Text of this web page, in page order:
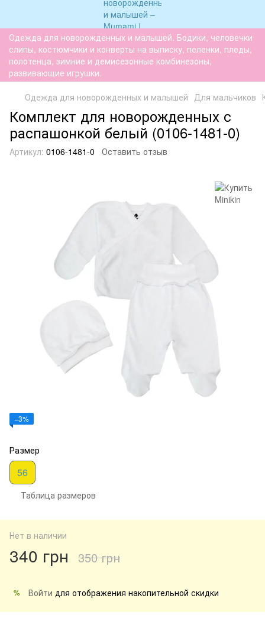
Одежда для новорожденных и малышей. Бодики, человечки
слипы, костюмчики и конверты на выписку, пеленки, пледы,
полотенца, зимние и демисезонные комбинезоны,
развивающие игрушки.
Одежда для новорожденных и малышей Для мальчиков
Комплект для новорожденных с
распашонкой белый (0106-1481-0)
Артикул: 0106-1481-0 Оставить отзыв
−3%
Размер
56
Таблица размеров
Нет в наличии
340 грн 350 грн
% Войти для отображения накопительной скидки